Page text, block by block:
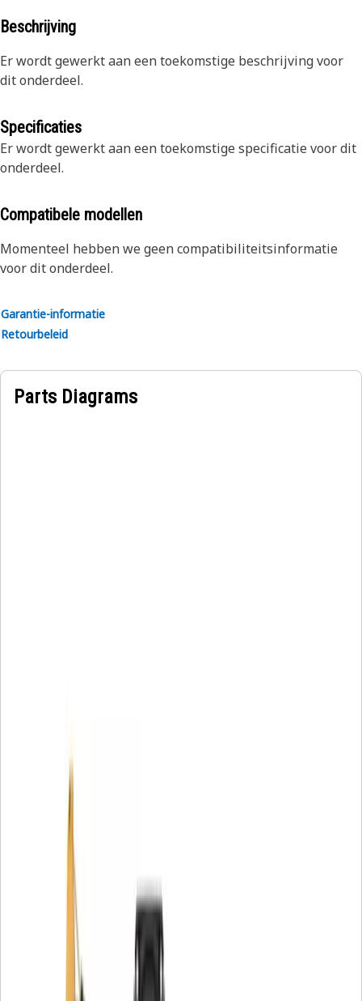
Beschrijving
Er wordt gewerkt aan een toekomstige beschrijving voor
dit onderdeel.
Specificaties
Er wordt gewerkt aan een toekomstige specificatie voor dit
onderdeel.
Compatibele modellen
Momenteel hebben we geen compatibiliteitsinformatie
voor dit onderdeel.
Garantie-informatie
Retourbeleid
Parts Diagrams